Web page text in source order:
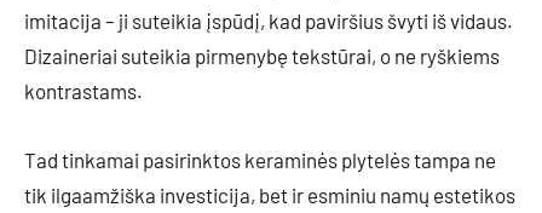
imitacija – ji suteikia įspūdį, kad paviršius švyti iš vidaus.
Dizaineriai suteikia pirmenybę tekstūrai, o ne ryškiems
kontrastams.
Tad tinkamai pasirinktos keraminės plytelės tampa ne
tik ilgaamžiška investicija, bet ir esminiu namų estetikos